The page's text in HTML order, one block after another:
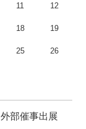
11 12
18 19
25 26
外部催事出展